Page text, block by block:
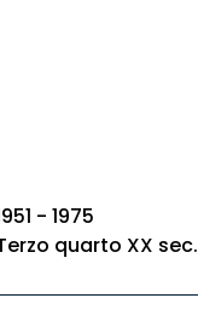
- 1975
quarto XX sec.